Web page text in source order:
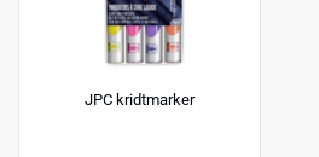
JPC kridtmarker